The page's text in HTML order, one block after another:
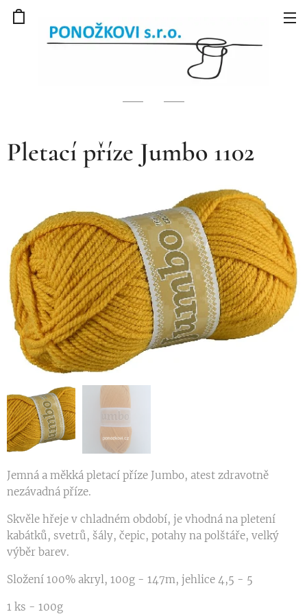
Pletací příze Jumbo 1102
Jemná a měkká pletací příze Jumbo, atest zdravotně
nezávadná příze.
Skvěle hřeje v chladném období, je vhodná na pletení
kabátků, svetrů, šály, čepic, potahy na polštáře, velký
výběr barev.
Složení 100% akryl, 100g - 147m, jehlice 4,5 - 5
1 ks - 100g